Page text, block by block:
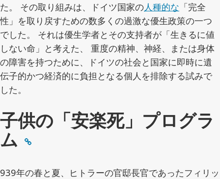
た。 その取り組みは、ドイツ国家の人種的な 「完全
性」を取り戻すための数多くの過激な優生政策の一つ
でした。 それは優生学者とその支持者が「生きるに値
しない命」と考えた、 重度の精神、神経、または身体
の障害を持つために、ドイツの社会と国家に即時に遺
伝子的かつ経済的に負担となる個人を排除する試みで
した。
子供の「安楽死」プログラ
ム
939年の春と夏、ヒトラーの官邸長官であったフィリッ